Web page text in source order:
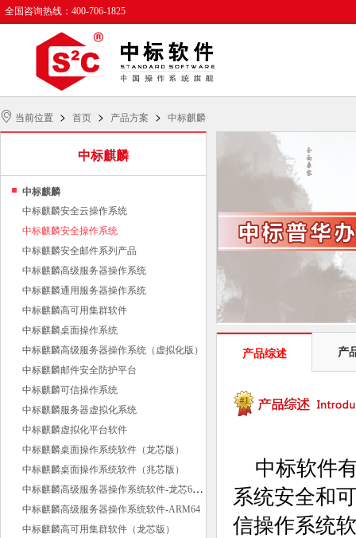
全国咨询热线：400-706-1825
当前位置 > 首页 > 产品方案 > 中标麒麟
中标麒麟
中标麒麟
中标麒麟安全云操作系统
中标麒麟安全操作系统
中标麒麟安全邮件系列产品
中标麒麟高级服务器操作系统
中标麒麟通用服务器操作系统
中标麒麟高可用集群软件
中标麒麟桌面操作系统
中标麒麟高级服务器操作系统（虚拟化版）
中标麒麟邮件安全防护平台
中标麒麟可信操作系统
中标麒麟服务器虚拟化系统
中标麒麟虚拟化平台软件
中标麒麟桌面操作系统软件（龙芯版）
中标麒麟桌面操作系统软件（兆芯版）
中
标麒麟高级服务器操作系统软件-龙芯64位
中标麒麟高级服务器操作系统软件-ARM64
中标麒麟高可用集群软件（龙芯版）
产品综述 产
中标软件
系统安全和
信操作系统